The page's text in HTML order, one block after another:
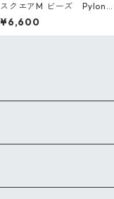
スクエアM ビーズ
フランス ガラスのリング
¥6,600